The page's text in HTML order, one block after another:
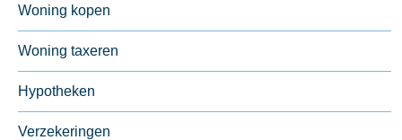
Woning kopen
Woning taxeren
Hypotheken
Verzekeringen